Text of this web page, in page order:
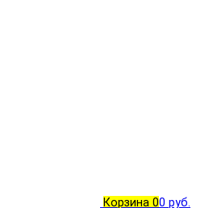
Корзина 00 руб.